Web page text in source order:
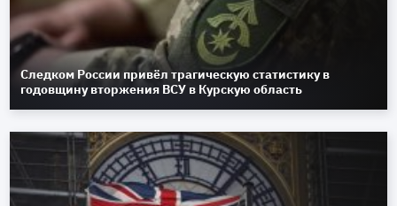
Следком России привёл трагическую статистику в
годовщину вторжения ВСУ в Курскую область